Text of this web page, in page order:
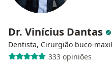
Dr. Vinícius Dantas
Dentista, Cirurgião buco-
333 opiniões